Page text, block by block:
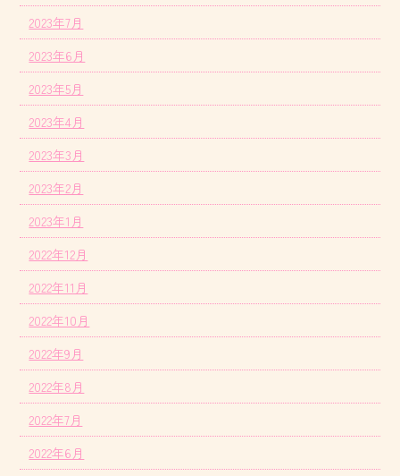
2023年7月
2023年6月
2023年5月
2023年4月
2023年3月
2023年2月
2023年1月
2022年12月
2022年11月
2022年10月
2022年9月
2022年8月
2022年7月
2022年6月